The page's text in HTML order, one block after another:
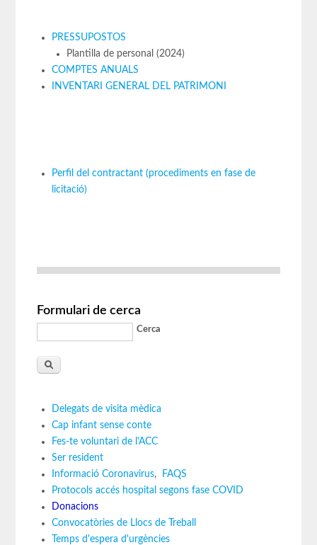
PRESSUPOSTOS
Plantilla de personal (2024)
COMPTES ANUALS
INVENTARI GENERAL DEL PATRIMONI
Perfil del contractant (procediments en fase de
licitació)
Formulari de cerca
Cerca
Delegats de visita mèdica
Cap infant sense conte
Fes-te voluntari de l'ACC
Ser resident
Informació Coronavirus,
FAQS
Protocols accés hospital segons fase COVID
Donacions
Convocatòries de Llocs de Treball
Temps d'espera d'urgències